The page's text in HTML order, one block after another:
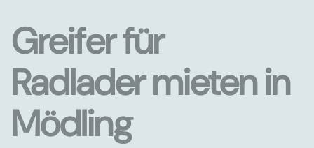
Greifer für
Radlader mieten in
Mödling